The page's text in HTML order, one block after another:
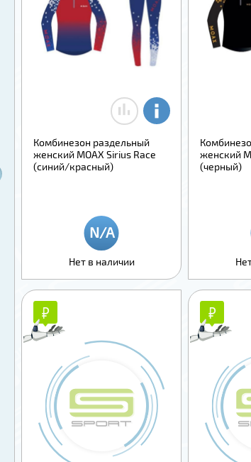
Комбинезон раздельный
женский MOAX Sirius Race
(синий/красный)
Нет в наличии
женский
(черный)
₽
₽ ₽
₽